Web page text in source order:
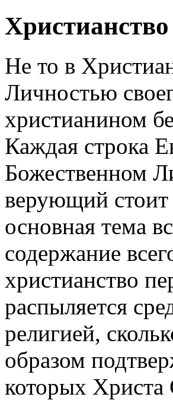
Не то в
Личностью
христианином
Каждая строка
Божественном
верующий
основная тема
содержание
христианство
распыляется
религией,
образом
которых Христа